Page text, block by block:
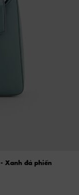
- Xanh đá phiến